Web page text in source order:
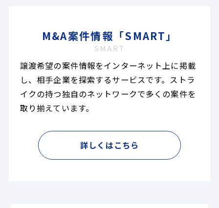
M&A案件情報「SMART」
SMART
譲渡希望の案件情報をインターネット上に掲載
し、相手企業を探索するサービスです。ストラ
イクの持つ独自のネットワークで多くの案件を
取り揃えています。
詳しくはこちら